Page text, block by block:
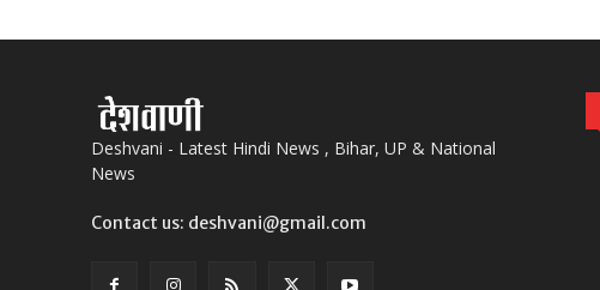
Deshvani - Latest Hindi News , Bihar, UP & National
News
Contact us: deshvani@gmail.com